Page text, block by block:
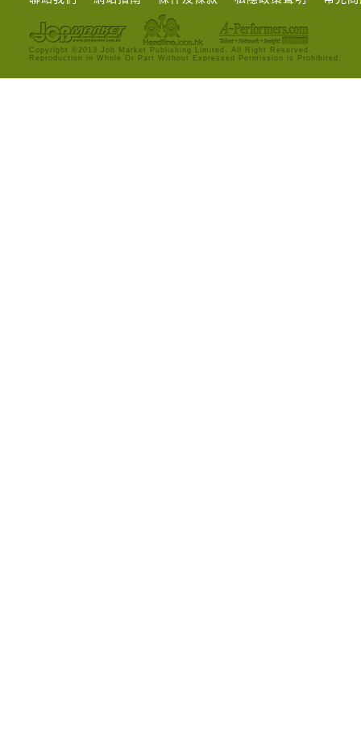
Copyright ©2013 Job Market Publishing Limited. All Right Reserved.
Reproduction in Whole Or Part Without Expressed Permission is Prohibited.